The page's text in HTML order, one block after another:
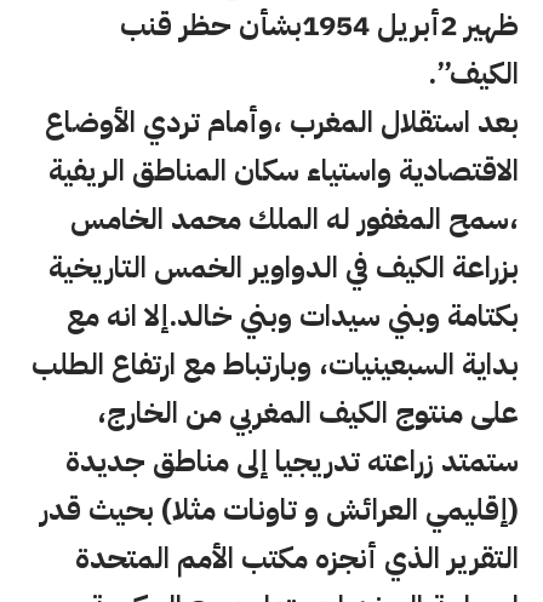
ظهير 2أبريل 1954بشأن حظر قنب
الكيف”.
بعد استقلال المغرب ،وأمام تردي الأوضاع
الاقتصادية واستياء سكان المناطق الريفية
،سمح المغفور له الملك محمد الخامس
بزراعة الكيف في الدواوير الخمس التاريخية
بكتامة وبني سيدات وبني خالد.إلا انه مع
بداية السبعينيات، وبارتباط مع ارتفاع الطلب
على منتوج الكيف المغربي من الخارج،
ستمتد زراعته تدريجيا إلى مناطق جديدة
(إقليمي العرائش و تاونات مثلا) بحيث قدر
التقرير الذي أنجزه مكتب الأمم المتحدة